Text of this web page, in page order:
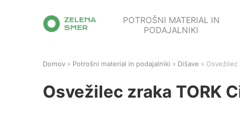
POTROŠNI MATERIAL IN
PODAJALNIKI
Domov » Potrošni material in podajalniki » Dišave » Osvežilec
Osvežilec zraka TORK